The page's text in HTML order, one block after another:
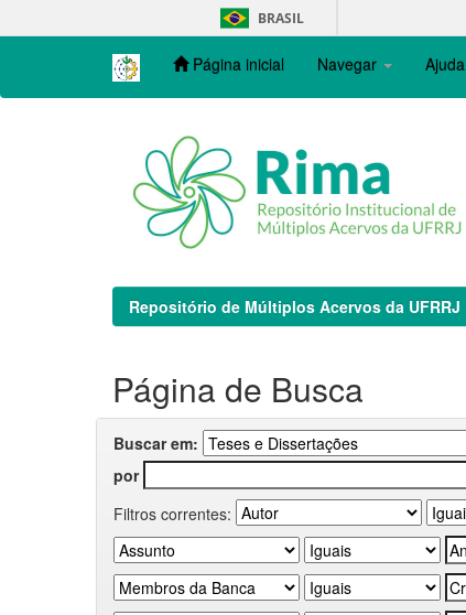
navigation
BRASIL
Página inicial Navegar Ajuda
Repositório de Múltiplos Acervos da UFRRJ
Página de Busca
Buscar em:
por
Filtros correntes: